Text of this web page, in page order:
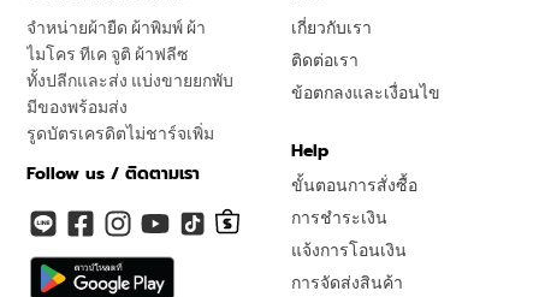
จำหน่ายผ้ายืด ผ้าพิมพ์ ผ้า
ไมโคร ทีเค จูติ ผ้าฟลีซ
ทั้งปลีกและส่ง แบ่งขายยกพับ
มีของพร้อมส่ง
รูดบัตรเครดิตไม่ชาร์จเพิ่ม
Follow us / ติดตามเรา
เกี่ยวกับเรา
ติดต่อเรา
ข้อตกลงและเงื่อนไข
Help
ขั้นตอนการสั่งซื้อ
การชำระเงิน
แจ้งการโอนเงิน
การจัดส่งสินค้า